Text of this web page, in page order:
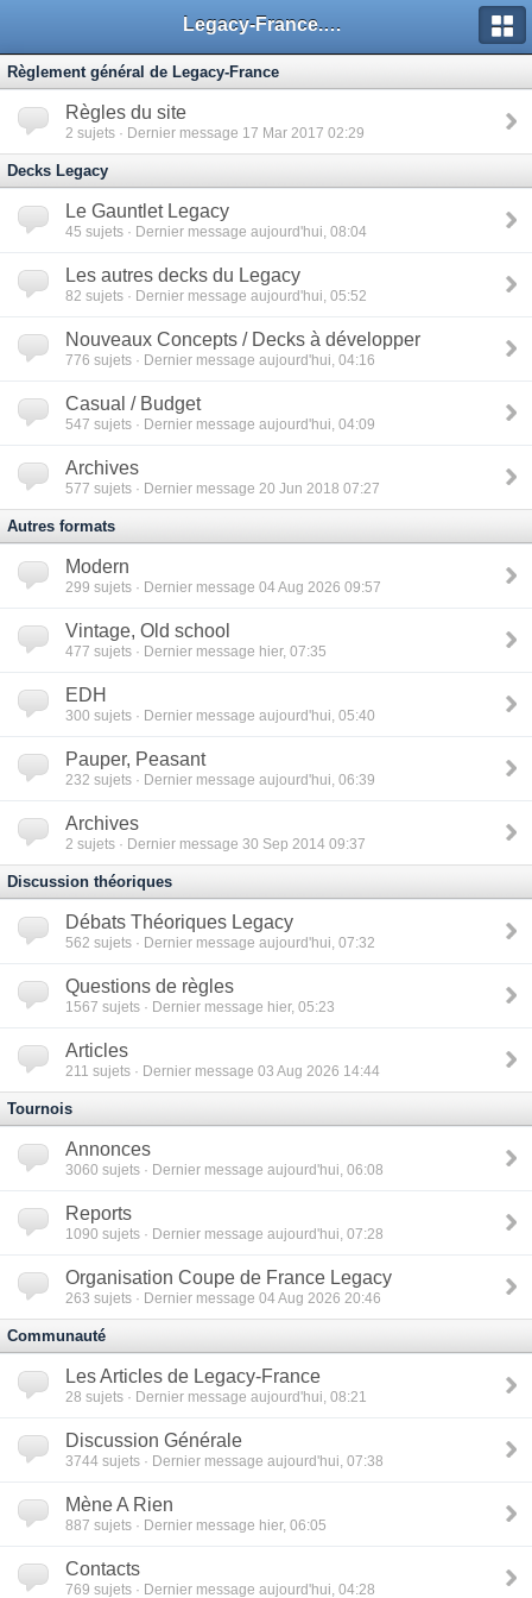
Legacy-France.org - Forum
Règlement général de Legacy-France
Règles du site
2 sujets · Dernier message 17 Mar 2017 02:29
Decks Legacy
Le Gauntlet Legacy
45 sujets · Dernier message aujourd'hui, 08:04
Les autres decks du Legacy
82 sujets · Dernier message aujourd'hui, 05:52
Nouveaux Concepts / Decks à développer
776 sujets · Dernier message aujourd'hui, 04:16
Casual / Budget
547 sujets · Dernier message aujourd'hui, 04:09
Archives
577 sujets · Dernier message 20 Jun 2018 07:27
Autres formats
Modern
299 sujets · Dernier message 04 Aug 2026 09:57
Vintage, Old school
477 sujets · Dernier message hier, 07:35
EDH
300 sujets · Dernier message aujourd'hui, 05:40
Pauper, Peasant
232 sujets · Dernier message aujourd'hui, 06:39
Archives
2 sujets · Dernier message 30 Sep 2014 09:37
Discussion théoriques
Débats Théoriques Legacy
562 sujets · Dernier message aujourd'hui, 07:32
Questions de règles
1567 sujets · Dernier message hier, 05:23
Articles
211 sujets · Dernier message 03 Aug 2026 14:44
Tournois
Annonces
3060 sujets · Dernier message aujourd'hui, 06:08
Reports
1090 sujets · Dernier message aujourd'hui, 07:28
Organisation Coupe de France Legacy
263 sujets · Dernier message 04 Aug 2026 20:46
Communauté
Les Articles de Legacy-France
28 sujets · Dernier message aujourd'hui, 08:21
Discussion Générale
3744 sujets · Dernier message aujourd'hui, 07:38
Mène A Rien
887 sujets · Dernier message hier, 06:05
Contacts
769 sujets · Dernier message aujourd'hui, 04:28